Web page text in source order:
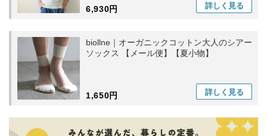
6,930円 詳しく 見る
biollne｜オーガニックコットン大人のシアー
ソックス 【メール便】【夏小物】
1,650円 詳しく 見る